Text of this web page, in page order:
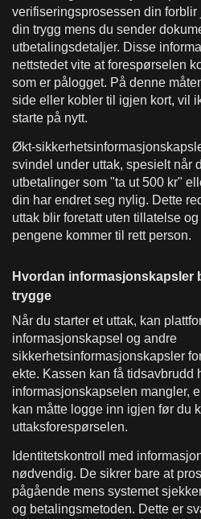
verifiseringsprosessen din
din trygg mens du sender
utbetalingsdetaljer. Disse
nettstedet vite at forespørselen
som er pålogget. På denne
side eller kobler til igjen kort, vil
starte på nytt.
Økt-
svindel under uttak, spesielt når
utbetalinger som "ta ut 500 kr"
din har endret seg nylig. Dette
uttak blir foretatt uten tillatelse
pengene kommer til rett person.
Hvordan informasjonskapsler
trygge
Når du starter et uttak, kan
informasjonskapsel og andre
sikkerhetsinformasjonskapsler
ekte. Kassen kan få tidsavbrudd
informasjonskapselen mangler,
kan måtte logge inn igjen før du
uttaksforespørselen.
Identitetskontroll med
nødvendig. De sikrer bare at
pågående mens systemet
og betalingsmetoden. Dette er